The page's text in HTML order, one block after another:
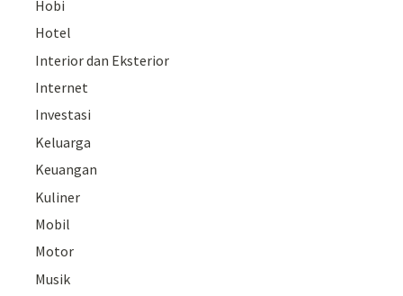
Hobi
Hotel
Interior dan Eksterior
Internet
Investasi
Keluarga
Keuangan
Kuliner
Mobil
Motor
Musik